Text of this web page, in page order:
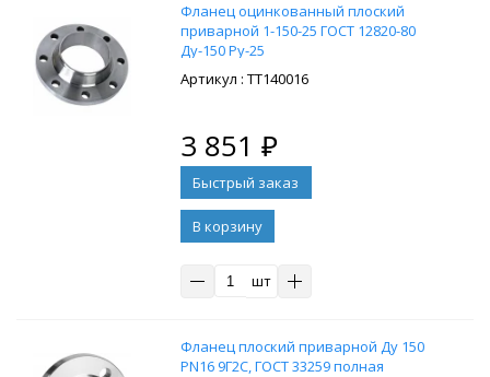
Фланец оцинкованный плоский
приварной 1-150-25 ГОСТ 12820-80
Ду-150 Ру-25
: ТТ140016
3 851 ₽
В корзину
шт
Фланец плоский приварной Ду 150
PN16 9Г2С, ГОСТ 33259 полная